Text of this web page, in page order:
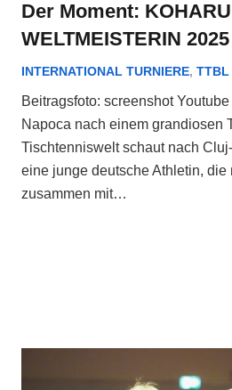
Der Moment:
WELTMEISTERIN 2025
INTERNATIONAL TURNIERE, TTBL
Beitragsfoto: screenshot
Napoca nach einem grandiosen
Tischtenniswelt schaut nach
eine junge deutsche Athletin, die
zusammen mit…